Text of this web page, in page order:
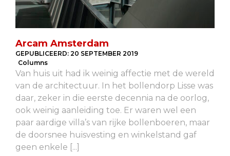
Arcam Amsterdam
GEPUBLICEERD: 20 SEPTEMBER 2019
Columns
Van huis uit had ik weinig affectie met de wereld
van de architectuur. In het bollendorp Lisse was
daar, zeker in die eerste decennia na de oorlog,
ook weinig aanleiding toe. Er waren wel een
paar aardige villa’s van rijke bollenboeren, maar
de doorsnee huisvesting en winkelstand gaf
geen enkele [...]